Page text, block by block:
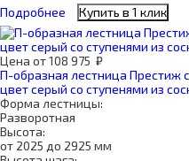
Подробнее
Купить в 1 клик
Цена от108 975 ₽
П-образная лестница Престиж
цвет серый со ступенями из
Форма лестницы:
Разворотная
Высота:
от 2025 до 2925 мм